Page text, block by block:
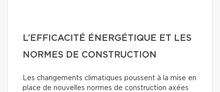
L’EFFICACITÉ ÉNERGÉTIQUE ET LES
NORMES DE CONSTRUCTION
Les changements climatiques poussent à la mise en
place de nouvelles normes de construction axées